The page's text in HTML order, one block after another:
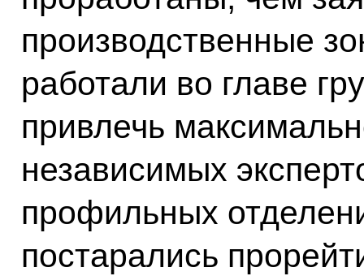
производственные
работали во главе
привлечь
независимых
профильных
постарались